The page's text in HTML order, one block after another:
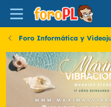
Foro Informática y